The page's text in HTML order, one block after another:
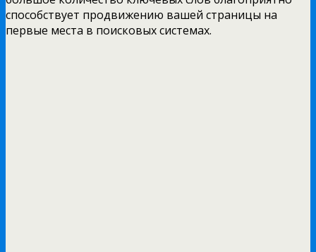
способствует продвижению вашей страницы на
первые места в поисковых системах.